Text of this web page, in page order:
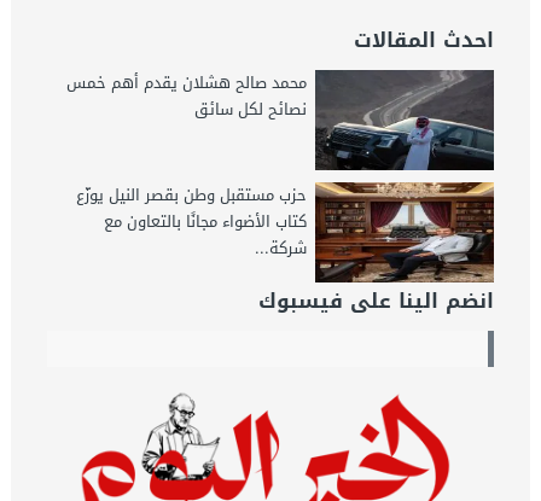
احدث المقالات
محمد صالح هشلان يقدم أهم خمس
نصائح لكل سائق
حزب مستقبل وطن بقصر النيل يوزّع
كتاب الأضواء مجانًا بالتعاون مع
شركة...
انضم الينا على فيسبوك